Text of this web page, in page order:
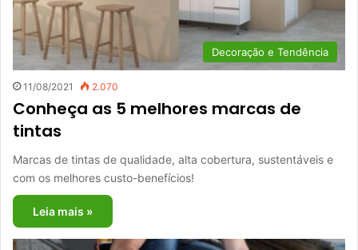
Decoração e Tendência
11/08/2021 2.070
Conheça as 5 melhores marcas de
tintas
Marcas de tintas de qualidade, alta cobertura, sustentáveis e
com os melhores custo-benefícios!
Leia mais »